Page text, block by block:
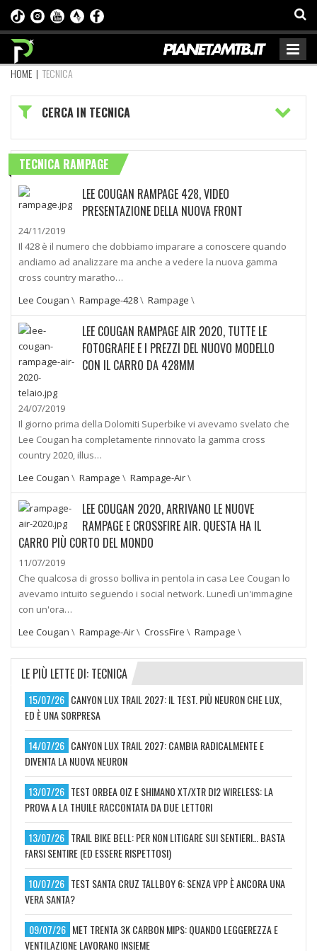
HOME | TECNICA
CERCA IN TECNICA
TECNICA RAMPAGE
LEE COUGAN RAMPAGE 428, VIDEO
PRESENTAZIONE DELLA NUOVA FRONT
24/11/2019
Il 428 è il numero che dobbiamo imparare a conoscere quando
andiamo ad analizzare ma anche a vedere la nuova gamma
cross country maratho…
Lee Cougan \ Rampage-428\ Rampage \
LEE COUGAN RAMPAGE AIR 2020, TUTTE LE
FOTOGRAFIE E I PREZZI DEL NUOVO MODELLO
CON IL CARRO DA 428MM
24/07/2019
Il giorno prima della Dolomiti Superbike vi avevamo svelato che
Lee Cougan ha completamente rinnovato la gamma cross
country 2020, illus…
Lee Cougan \ Rampage \ Rampage-Air\
LEE COUGAN 2020, ARRIVANO LE NUOVE
RAMPAGE E CROSSFIRE AIR. QUESTA HA IL
CARRO PIÙ CORTO DEL MONDO
11/07/2019
Che qualcosa di grosso bolliva in pentola in casa Lee Cougan lo
avevamo intuito seguendo i social network. Lunedì un'immagine
con un'ora…
Lee Cougan \ Rampage-Air\ CrossFire \ Rampage \
LE PIÙ LETTE DI: TECNICA
15/07/26 CANYON LUX TRAIL 2027: IL TEST. PIÙ NEURON CHE LUX,
ED È UNA SORPRESA
14/07/26 CANYON LUX TRAIL 2027: CAMBIA RADICALMENTE E
DIVENTA LA NUOVA NEURON
13/07/26 TEST ORBEA OIZ E SHIMANO XT/XTR DI2 WIRELESS: LA
PROVA A LA THUILE RACCONTATA DA DUE LETTORI
13/07/26 TRAIL BIKE BELL: PER NON LITIGARE SUI SENTIERI… BASTA
FARSI SENTIRE (ED ESSERE RISPETTOSI)
10/07/26 TEST SANTA CRUZ TALLBOY 6: SENZA VPP È ANCORA UNA
VERA SANTA?
09/07/26 MET TRENTA 3K CARBON MIPS: QUANDO LEGGEREZZA E
VENTILAZIONE LAVORANO INSIEME